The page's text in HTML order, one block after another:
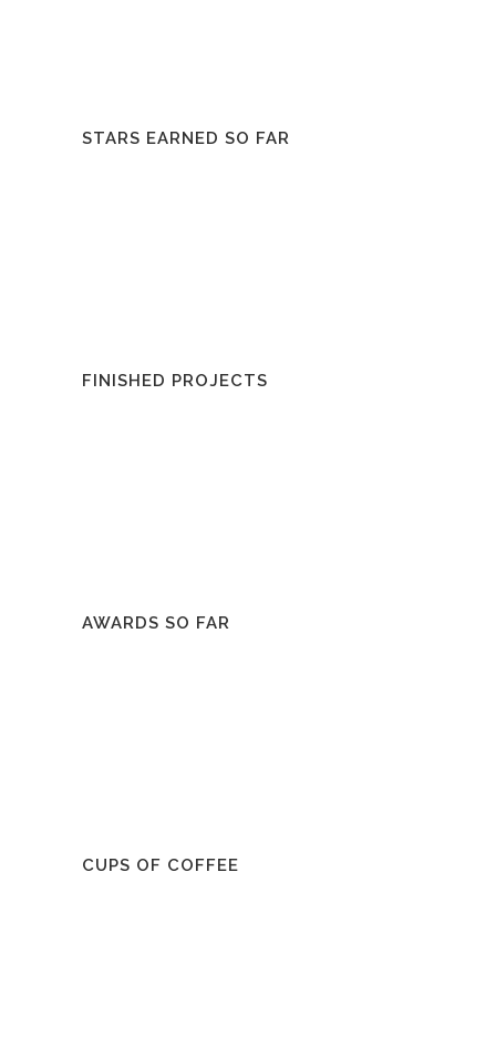
STARS EARNED SO FAR
FINISHED PROJECTS
AWARDS SO FAR
CUPS OF COFFEE